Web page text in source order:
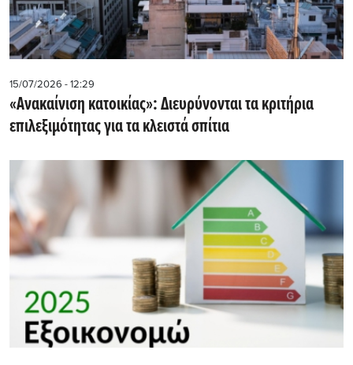
15/07/2026 - 12:29
«Ανακαίνιση κατοικίας»: Διευρύνονται τα κριτήρια
επιλεξιμότητας για τα κλειστά σπίτια